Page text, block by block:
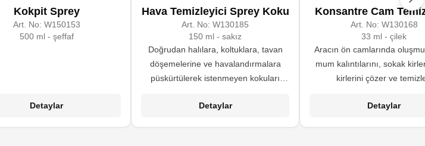
Kokpit Sprey
Art. No: W150153
500 ml - şeffaf
Detaylar
Hava Temizleyici Sprey Koku
Art. No:W130185
150 ml - sakız
Doğrudan halılara, koltuklara, tavan
döşemelerine ve havalandırmalara
püskürtülerek istenmeyen kokuları
ferahlatmak için formüle edilmiştir.
Detaylar
Konsantre Cam
Art. No: W130168
33 ml - çilek
Aracın ön camlarında
mum kalıntılarını, sokak
kirlerini çözer ve
Detaylar